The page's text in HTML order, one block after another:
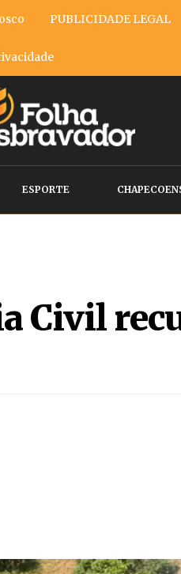
PUBLICIDADE LEGAL
ESPORTE
Civil